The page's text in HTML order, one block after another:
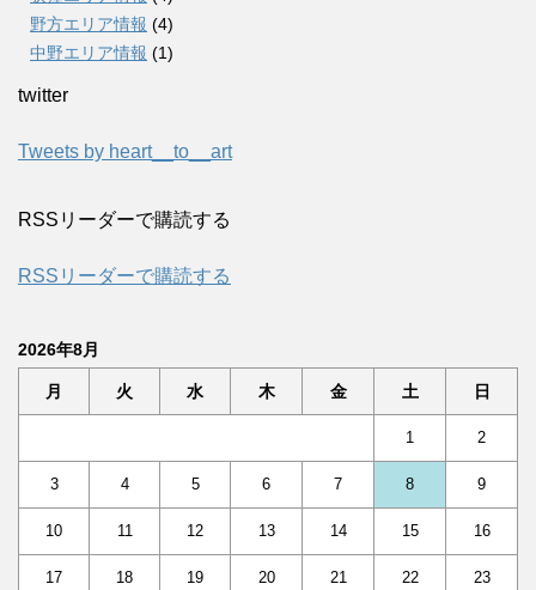
野方エリア情報 (4)
中野エリア情報 (1)
twitter
Tweets by heart__to__art
RSSリーダーで購読する
RSSリーダーで購読する
2026年8月
月 火 水 木 金 土 日
1 2
3 4 5 6 7 8 9
10 11 12 13 14 15 16
17 18 19 20 21 22 23